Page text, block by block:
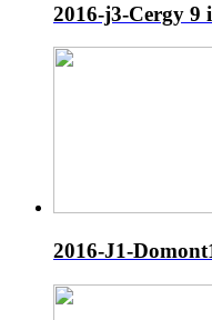
2016-j3-Cergy 9
2016-J1-